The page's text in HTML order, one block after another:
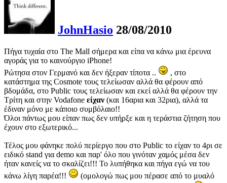
JohnHasio 28/08/2010
Πήγα τυχαία στο The Mall σήμερα και είπα να κάνω μια έρευνα
αγοράς για το καινούργιο iPhone!
Ρώτησα στον Γερμανό και δεν ήξεραν τίποτα ..
, στο
κατάστημα της Cosmote τους τελείωσαν αλλά θα φέρουν από
βδομάδα, στο Public τους τελείωσαν και εκεί αλλά θα φέρουν την
Τρίτη και στην Vodafone είχαν (και 16αρια και 32ρια), αλλά τα
έδιναν μόνο με κάποιο συμβόλαιο!!
Όλοι πάντως μου είπαν πως δεν υπήρξε και η τεράστια ζήτηση που
έχουν στο εξωτερικό...
Τέλος μου φάνηκε πολύ περίεργο που στο Public το είχαν το 4ρι σε
ειδικό stand για demo και παρ' όλο που γινόταν χαμός μέσα δεν
ήταν κανείς να το σκαλίζει!!! Το λυπήθηκα και πήγα εγώ να του
κάνω λίγη παρέα!!!
(ομολογώ πως μου πέρασε από το μυαλό